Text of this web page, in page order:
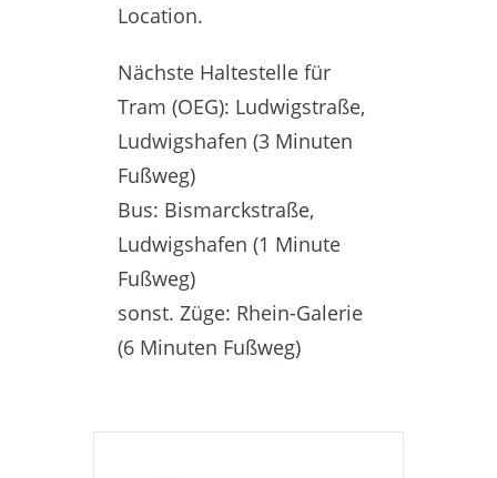
Location.
Nächste Haltestelle für
Tram (OEG): Ludwigstraße,
Ludwigshafen (3 Minuten
Fußweg)
Bus: Bismarckstraße,
Ludwigshafen (1 Minute
Fußweg)
sonst. Züge: Rhein-Galerie
(6 Minuten Fußweg)